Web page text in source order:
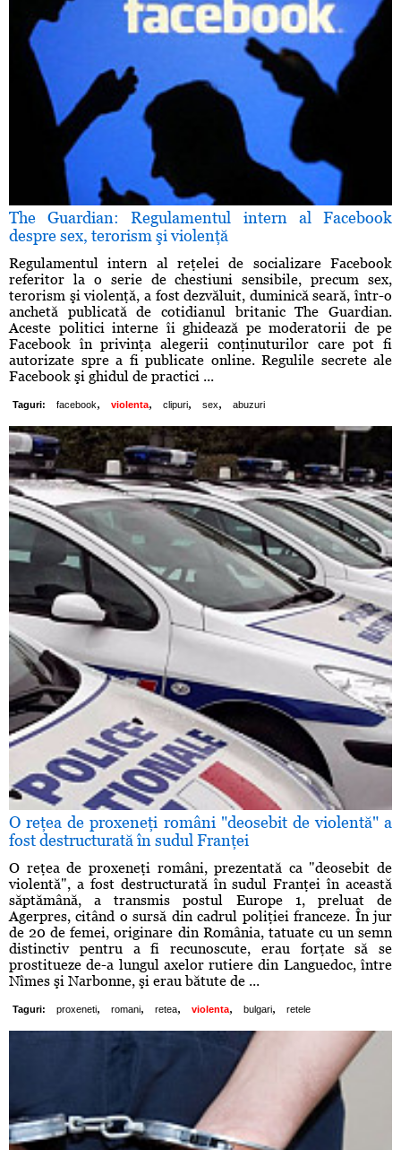
The Guardian: Regulamentul intern al Facebook
despre sex, terorism şi violenţă
Regulamentul intern al reţelei de socializare Facebook
referitor la o serie de chestiuni sensibile, precum sex,
terorism şi violenţă, a fost dezvăluit, duminică seară, într-o
anchetă publicată de cotidianul britanic The Guardian.
Aceste politici interne îi ghidează pe moderatorii de pe
Facebook în privinţa alegerii conţinuturilor care pot fi
autorizate spre a fi publicate online. Regulile secrete ale
Facebook şi ghidul de practici ...
Taguri: facebook, violenta, clipuri, sex, abuzuri
O reţea de proxeneţi români "deosebit de violentă" a
fost destructurată în sudul Franţei
O reţea de proxeneţi români, prezentată ca "deosebit de
violentă", a fost destructurată în sudul Franţei în această
săptămână, a transmis postul Europe 1, preluat de
Agerpres, citând o sursă din cadrul poliţiei franceze. În jur
de 20 de femei, originare din România, tatuate cu un semn
distinctiv pentru a fi recunoscute, erau forţate să se
prostitueze de-a lungul axelor rutiere din Languedoc, între
Nîmes şi Narbonne, şi erau bătute de ...
Taguri: proxeneti, romani, retea, violenta, bulgari, retele